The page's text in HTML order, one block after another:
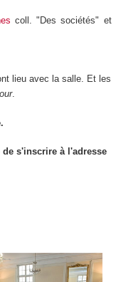
coll. "Des sociétés" et
lieu avec la salle. Et les
.
s'inscrire à l'adresse